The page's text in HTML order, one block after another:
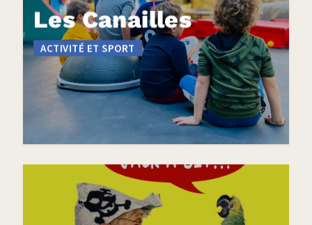
Les Canailles
ACTIVITÉ ET SPORT